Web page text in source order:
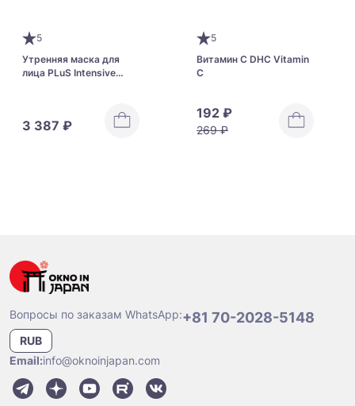
5
Утренняя маска для
лица PLuS Intensive
3 387 ₽
5
Витамин С DHC Vitamin
C
192 ₽
269 ₽
Вопросы по заказам WhatsApp:+81 70-2028-5148
RUB
Email:info@oknoinjapan.com